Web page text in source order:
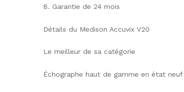
8. Garantie de 24 mois
Détails du Medison Accuvix V20
Le meilleur de sa catégorie
Échographe haut de gamme en état